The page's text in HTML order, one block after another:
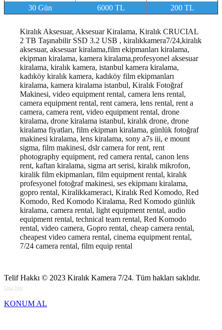
30 Gün
6000 TL 200 TL
Kiralık Aksesuar, Aksesuar Kiralama, Kiralık CRUCIAL
2 TB Taşınabilir SSD 3.2 USB , kiralıkkamera7/24,kiralık
aksesuar, aksesuar kiralama,film ekipmanları kiralama,
ekipman kiralama, kamera kiralama,profesyonel aksesuar
kiralama, kiralık kamera, istanbul kamera kiralama,
kadıköy kiralık kamera, kadıköy film ekipmanları
kiralama, kamera kiralama istanbul, Kiralık Fotoğraf
Makinesi, video equipment rental, camera lens rental,
camera equipment rental, rent camera, lens rental, rent a
camera, camera rent, video equipment rental, drone
kiralama, drone kiralama istanbul, kiralık drone, drone
kiralama fiyatları, film ekipman kiralama, günlük fotoğraf
makinesi kiralama, lens kiralama, sony a7s iii, e mount
sigma, film makinesi, dslr camera for rent, rent
photography equipment, red camera rental, canon lens
rent, kaftan kiralama, sigma art serisi, kiralık mikrofon,
kiralik film ekipmanları, film equipment rental, kiralık
profesyonel fotoğraf makinesi, ses ekipmanı kiralama,
gopro rental, Kiralikkameraci, Kiralık Red Komodo, Red
Komodo, Red Komodo Kiralama, Red Komodo günlük
kiralama, camera rental, light equipment rental, audio
equipment rental, technical team rental, Red Komodo
rental, video camera, Gopro rental, cheap camera rental,
cheapest video camera rental, cinema equipment rental,
7/24 camera rental, film equip rental
Telif Hakkı © 2023 Kiralık Kamera 7/24. Tüm hakları saklıdır.
Orsa Web
KONUM AL